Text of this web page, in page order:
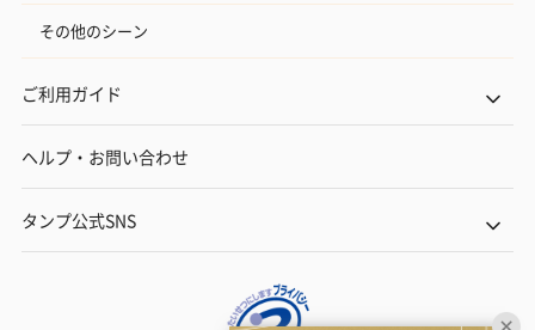
その他のシーン
ご利用ガイド
ヘルプ・お問い合わせ
タンプ公式SNS